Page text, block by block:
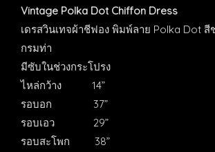
Vintage Polka Dot Chiffon Dress
เดรสวินเทจผ้าชีฟอง พิมพ์ลาย Polka Dot
กรมท่า
มีซับในช่วงกระโปรง
ไหล่กว้าง 14”
รอบอก 37”
รอบเอว 29”
รอบสะโพก 38”